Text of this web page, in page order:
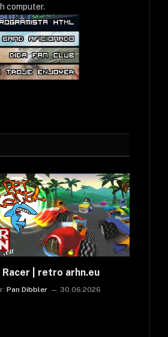
computer.
| retro arhn.eu
Pan Dibbler 30.06.2026